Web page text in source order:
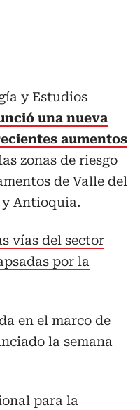
y Estudios
una nueva
aumentos
zonas de riesgo
de Valle del
y Antioquia.
vías del sector
por la
en el marco de
la semana
para la